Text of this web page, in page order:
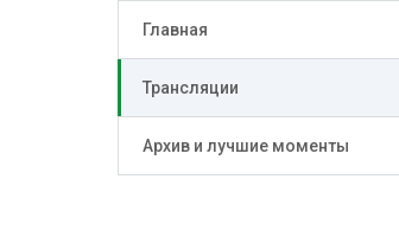
Главная
Трансляции
Архив и лучшие моменты